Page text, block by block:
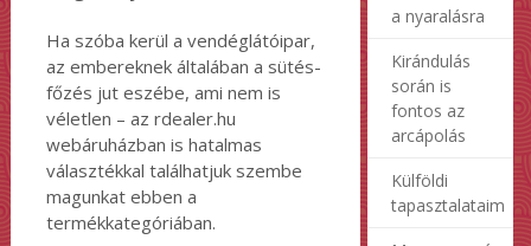
Ha szóba kerül a vendéglátóipar,
az embereknek általában a sütés-
főzés jut eszébe, ami nem is
véletlen – az rdealer.hu
webáruházban is hatalmas
választékkal találhatjuk szembe
magunkat ebben a
termékkategóriában.
a nyaralásra
Kirándulás
során is
fontos az
arcápolás
Külföldi
tapasztalataim